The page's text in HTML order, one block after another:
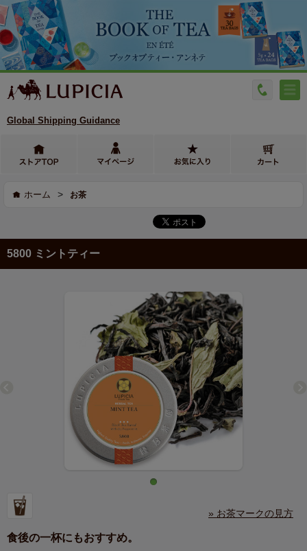
Global Shipping Guidance
ホーム > お茶
5800 ミントティー
» お茶マークの見方
食後の一杯にもおすすめ。